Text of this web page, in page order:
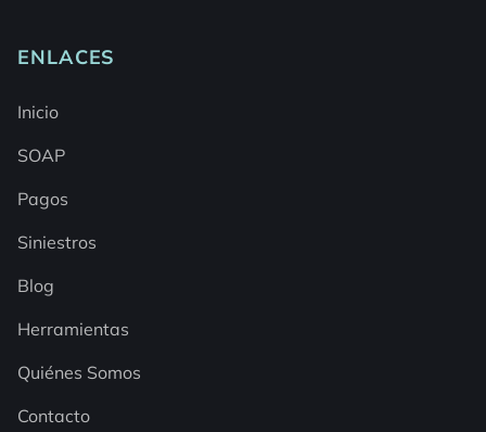
ENLACES
Inicio
SOAP
Pagos
Siniestros
Blog
Herramientas
Quiénes Somos
Contacto